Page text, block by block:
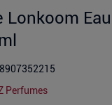
Lonkoom
Perfumes